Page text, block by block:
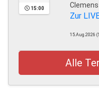
15:00
Zur
15.Aug.2026
Alle